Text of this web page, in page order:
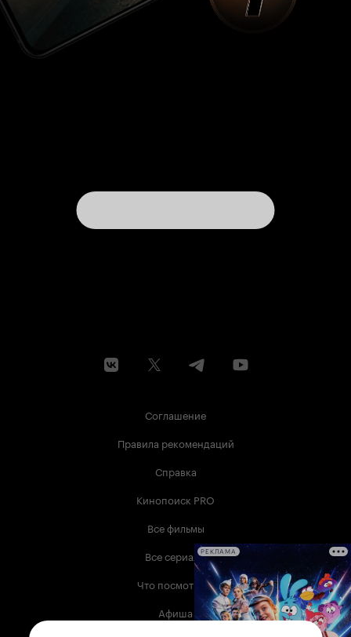
Соглашение
Правила рекомендаций
Справка
Кинопоиск PRO
Все фильмы
Все сериалы
Что посмотреть
Афиша
РЕКЛАМА